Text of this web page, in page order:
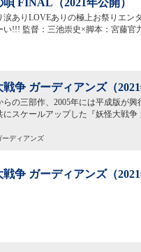
唄 FINAL（2021年公開）
涙ありLOVEありの極上お祭りエン
い!!! 監督：三池崇史×脚本：宮藤官
戦争 ガーディアンズ（
らの三部作、2005年には平成版が
にスケールアップした『妖怪大戦
ーディアンズ
戦争 ガーディアンズ（